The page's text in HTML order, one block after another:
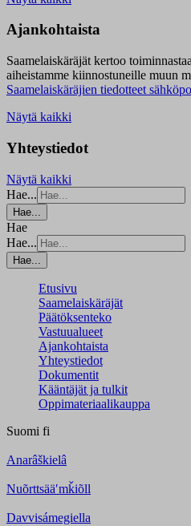
Ajankohtaista
Saamelaiskäräjät kertoo
aiheistamme kiinnostuneille muun
Saamelaiskäräjien tiedotteet
Näytä kaikki
Yhteystiedot
Näytä kaikki
Hae...
Hae...
Hae
Hae...
Hae...
Etusivu
Saamelaiskäräjät
Päätöksenteko
Vastuualueet
Ajankohtaista
Yhteystiedot
Dokumentit
Kääntäjät ja tulkit
Oppimateriaalikauppa
Suomi fi
Anarâškielâ
Nuõrttsääʹmǩiõll
Davvisámegiella